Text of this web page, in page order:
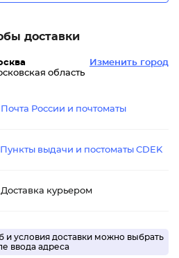
доставки
область
Изменить город
Почта России и почтоматы
Пункты выдачи и постоматы CDEK
Доставка курьером
и условия доставки можно выбрать
ввода адреса